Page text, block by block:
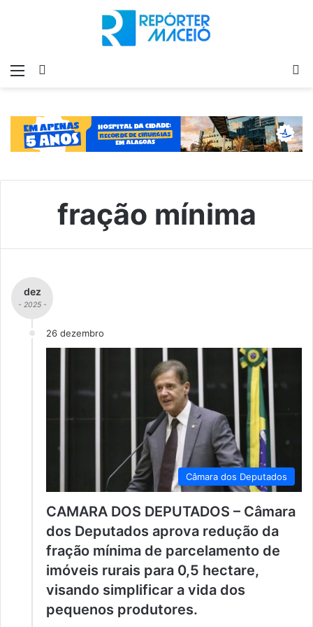
Menu
fração mínima
dez
- 2025 -
26 dezembro
Câmara dos Deputados
CAMARA DOS DEPUTADOS – Câmara
dos Deputados aprova redução da
fração mínima de parcelamento de
imóveis rurais para 0,5 hectare,
visando simplificar a vida dos
pequenos produtores.